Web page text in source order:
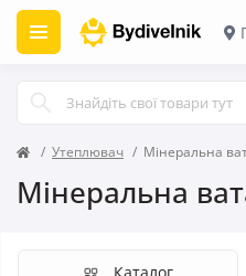
Утеплювач Мінеральна
Мінеральна